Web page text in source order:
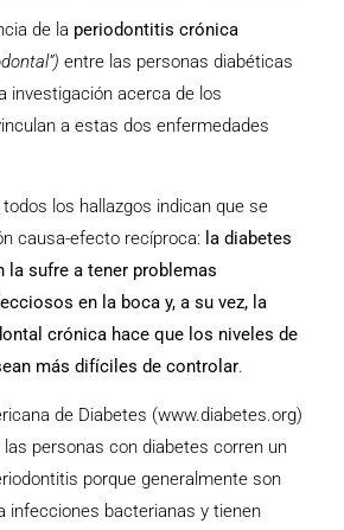
de la periodontitis crónica
entre las personas diabéticas
investigación acerca de los
a estas dos enfermedades
los hallazgos indican que se
causa-efecto recíproca: la diabetes
la sufre a tener problemas
en la boca y, a su vez, la
crónica hace que los niveles de
más difíciles de controlar.
de Diabetes (www.diabetes.org)
personas con diabetes corren un
porque generalmente son
infecciones bacterianas y tienen